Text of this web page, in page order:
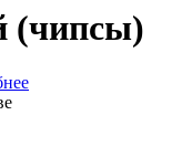
(чипсы)